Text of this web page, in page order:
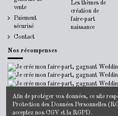
vente
Paiement
sécurisé
Contact
Les thèmes de
création de
faire-part
naissance
Nos récompenses
Afin de protéger vos données, ce site
Protection des Données Personnelles
acceptez nos CGV et la RGPD.